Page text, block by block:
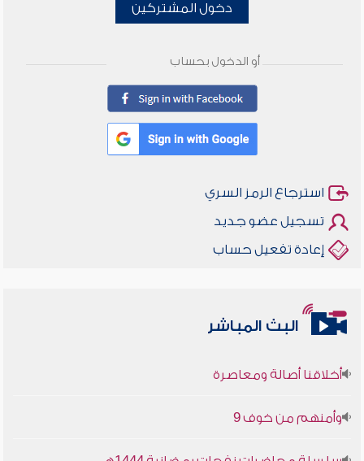
دخول المشتركين
أو الدخول بحساب
استرجاع الرمز السري
تسجيل عضو جديد
إعادة تفعيل حساب
البث المباشر